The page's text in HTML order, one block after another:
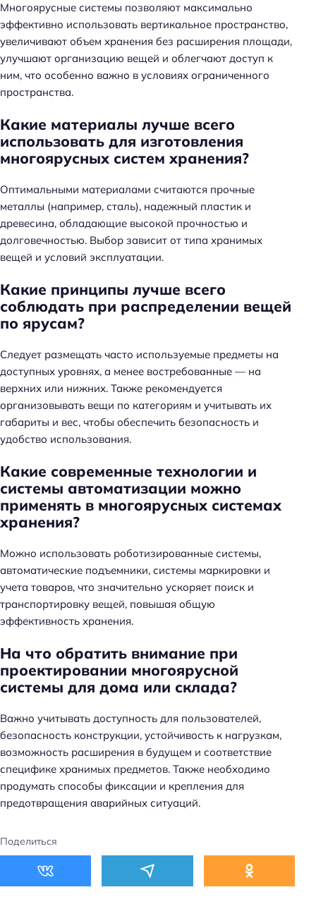
Многоярусные системы позволяют максимально
эффективно использовать вертикальное пространство,
увеличивают объем хранения без расширения площади,
улучшают организацию вещей и облегчают доступ к
ним, что особенно важно в условиях ограниченного
пространства.
Какие материалы лучше всего
использовать для изготовления
многоярусных систем хранения?
Оптимальными материалами считаются прочные
металлы (например, сталь), надежный пластик и
древесина, обладающие высокой прочностью и
долговечностью. Выбор зависит от типа хранимых
вещей и условий эксплуатации.
Какие принципы лучше всего
соблюдать при распределении вещей
по ярусам?
Следует размещать часто используемые предметы на
доступных уровнях, а менее востребованные — на
верхних или нижних. Также рекомендуется
организовывать вещи по категориям и учитывать их
габариты и вес, чтобы обеспечить безопасность и
удобство использования.
Какие современные технологии и
системы автоматизации можно
применять в многоярусных системах
хранения?
Можно использовать роботизированные системы,
автоматические подъемники, системы маркировки и
учета товаров, что значительно ускоряет поиск и
транспортировку вещей, повышая общую
эффективность хранения.
На что обратить внимание при
проектировании многоярусной
системы для дома или склада?
Важно учитывать доступность для пользователей,
безопасность конструкции, устойчивость к нагрузкам,
возможность расширения в будущем и соответствие
специфике хранимых предметов. Также необходимо
продумать способы фиксации и крепления для
предотвращения аварийных ситуаций.
Поделиться